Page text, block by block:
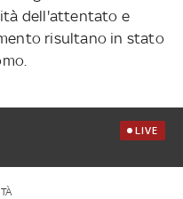
dell'attentato e
risultano in stato
LIVE